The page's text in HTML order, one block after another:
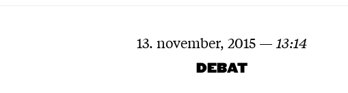
13. november, 2015 — 13:14
DEBAT